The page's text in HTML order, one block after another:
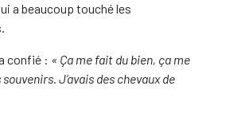
a beaucoup touché les
confié : « Ça me fait du bien, ça me
J’avais des chevaux de